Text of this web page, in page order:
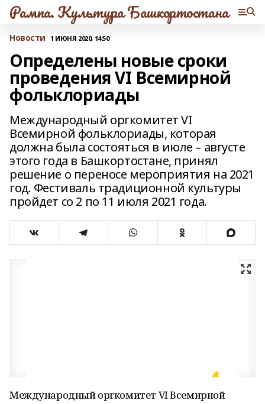
Рампа. Культура Башкортостана
Новости 1 ИЮНЯ 2020, 14:50
Определены новые сроки
проведения VI Всемирной
фольклориады
Международный оргкомитет VI
Всемирной фольклориады, которая
должна была состояться в июле – августе
этого года в Башкортостане, принял
решение о переносе мероприятия на 2021
год. Фестиваль традиционной культуры
пройдет со 2 по 11 июля 2021 года.
Международный оргкомитет VI Всемирной